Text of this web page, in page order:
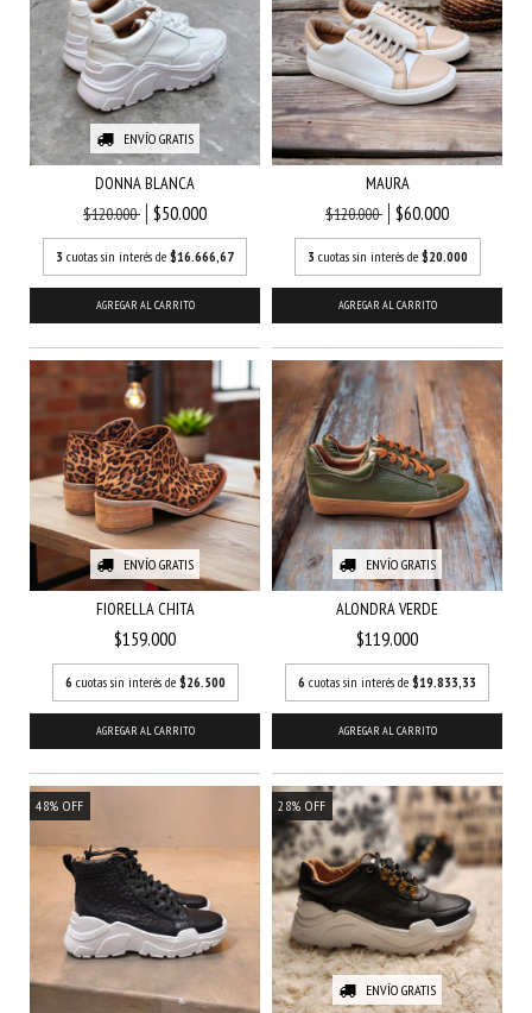
ENVÍO GRATIS
DONNA BLANCA
$120.000
$50.000
3 cuotas sin interés de $16.666,67
AGREGAR AL CARRITO
MAURA
$120.000
$60.000
3 cuotas sin interés de $20.000
AGREGAR AL CARRITO
ENVÍO GRATIS
FIORELLA CHITA
$159.000
6 cuotas sin interés de $26.500
AGREGAR AL CARRITO
ENVÍO GRATIS
ALONDRA VERDE
$119.000
6 cuotas sin interés de $19.833,33
AGREGAR AL CARRITO
48% OFF 28% OFF
ENVÍO GRATIS